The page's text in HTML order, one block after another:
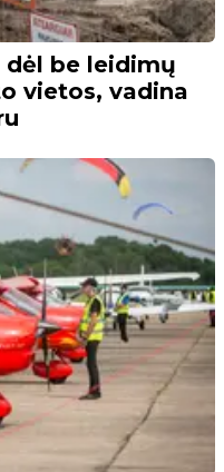
be leidimų
vietos, vadina